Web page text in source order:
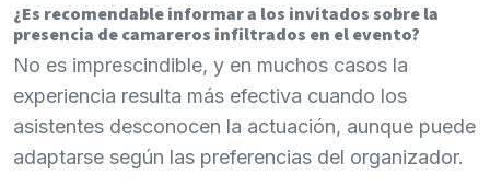
¿Es recomendable informar a los invitados sobre la
presencia de camareros infiltrados en el evento?
No es imprescindible, y en muchos casos la
experiencia resulta más efectiva cuando los
asistentes desconocen la actuación, aunque puede
adaptarse según las preferencias del organizador.